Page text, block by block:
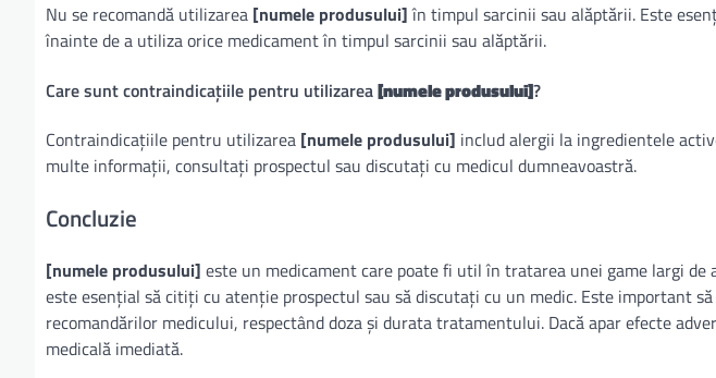
Nu se recomandă utilizarea [numele produsului]în timpul sarcinii sau alăptării. Este
înainte de a utiliza orice medicament în timpul sarcinii sau alăptării.
Care sunt contraindicațiile pentru utilizarea[numele produsului]?
Contraindicațiile pentru utilizarea [numele produsului] includ alergii la ingredientele
multe informații, consultați prospectul sau discutați cu medicul dumneavoastră.
Concluzie
[numele produsului] este un medicament care poate fi util în tratarea unei game largi de
este esențial să citiți cu atenție prospectul sau să discutați cu un medic. Este important
recomandărilor medicului, respectând doza și durata tratamentului. Dacă apar efecte
medicală imediată.